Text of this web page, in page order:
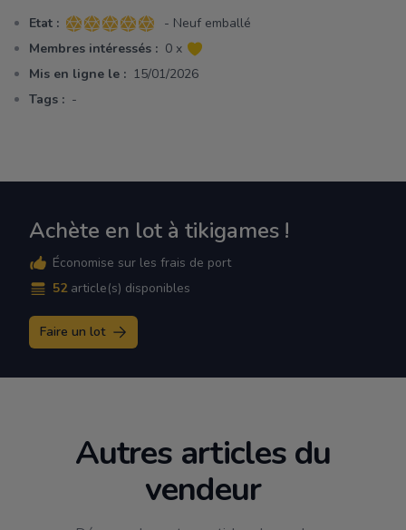
Etat : 5 sur 5 étoiles
- Neuf emballé
Membres intéressés : 0 x
Mis en ligne le : 15/01/2026
Tags : -
Achète en lot à tikigames !
Économise sur les frais de port
52 article(s) disponibles
Faire un lot
Autres articles du
vendeur